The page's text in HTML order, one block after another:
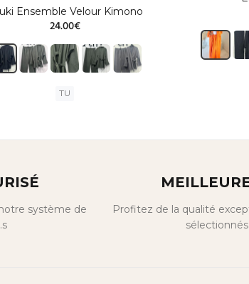
Ensemble Velour Kimono
24.00€
TU
système de
Profitez de la qualité